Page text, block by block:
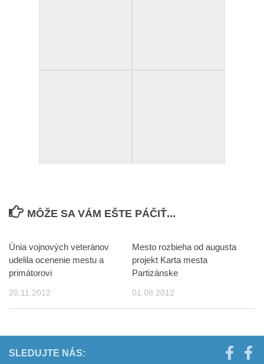
MÔŽE SA VÁM EŠTE PÁČIŤ...
Únia vojnových veteránov
udelila ocenenie mestu a
primátorovi
20.11.2012
Mesto rozbieha od augusta
projekt Karta mesta
Partizánske
01.08.2012
SLEDUJTE NÁS: